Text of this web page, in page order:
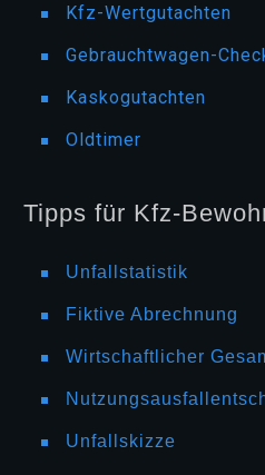
Kfz-Wertgutachten
Gebrauchtwagen-
Kaskogutachten
Oldtimer
Tipps für Kfz-
Unfallstatistik
Fiktive Abrechnung
Wirtschaftlicher
Unfallskizze